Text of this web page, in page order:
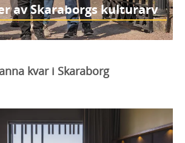
av Skaraborgs kulturarv
kvar i Skaraborg